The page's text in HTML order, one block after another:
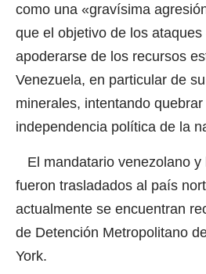
como una «gravísima
que el objetivo de los
apoderarse de los recursos
Venezuela, en particular de
minerales, intentando
independencia política de la
El mandatario venezolano y
fueron trasladados al país
actualmente se encuentran
de Detención Metropolitano
York.